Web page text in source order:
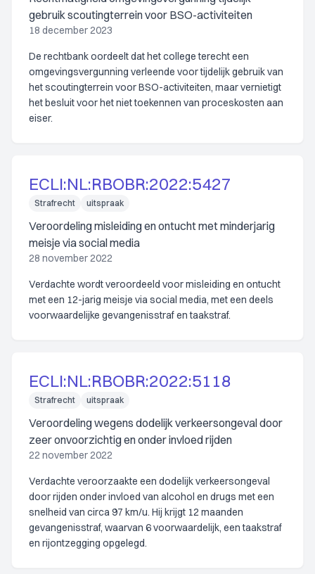
gebruik scoutingterrein voor BSO-activiteiten
18 december 2023
De rechtbank oordeelt dat het college terecht een
omgevingsvergunning verleende voor tijdelijk gebruik van
het scoutingterrein voor BSO-activiteiten, maar vernietigt
het besluit voor het niet toekennen van proceskosten aan
eiser.
ECLI:NL:RBOBR:2022:5427
Strafrecht uitspraak
Veroordeling misleiding en ontucht met minderjarig
meisje via social media
28 november 2022
Verdachte wordt veroordeeld voor misleiding en ontucht
met een 12-jarig meisje via social media, met een deels
voorwaardelijke gevangenisstraf en taakstraf.
ECLI:NL:RBOBR:2022:5118
Strafrecht uitspraak
Veroordeling wegens dodelijk verkeersongeval door
zeer onvoorzichtig en onder invloed rijden
22 november 2022
Verdachte veroorzaakte een dodelijk verkeersongeval
door rijden onder invloed van alcohol en drugs met een
snelheid van circa 97 km/u. Hij krijgt 12 maanden
gevangenisstraf, waarvan 6 voorwaardelijk, een taakstraf
en rijontzegging opgelegd.